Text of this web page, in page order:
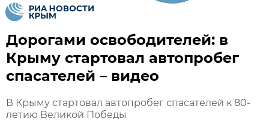
Дорогами освободителей: в
Крыму стартовал автопробег
спасателей – видео
В Крыму стартовал автопробег спасателей к 80-
летию Великой Победы